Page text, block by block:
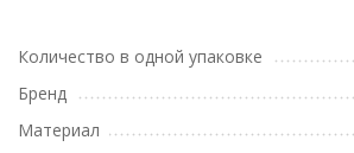
Количество в одной упаковке
Бренд
Материал